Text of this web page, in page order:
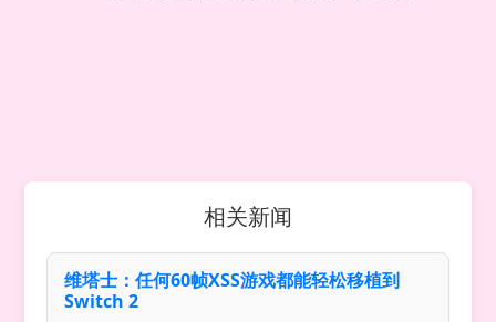
相关新闻
维塔士：任何60帧XSS游戏都能轻松移植到
Switch 2